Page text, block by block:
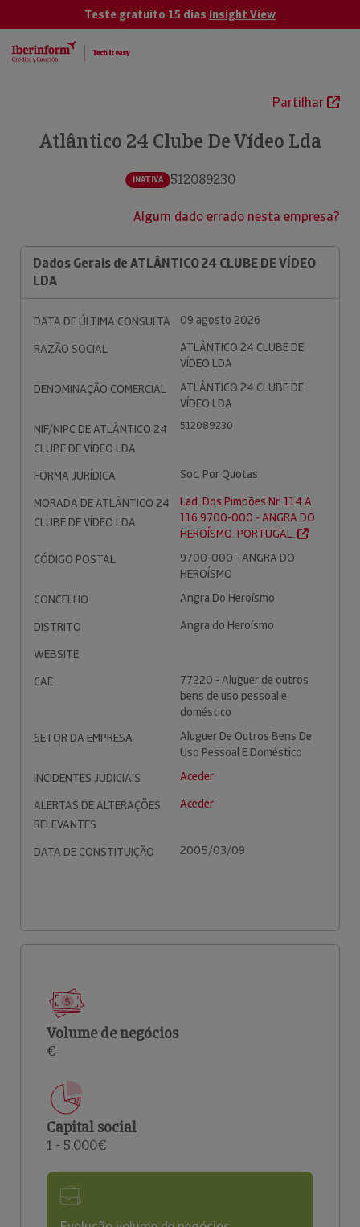
Teste gratuito 15 dias Insight View
Partilhar
Atlântico 24 Clube De Vídeo Lda
INATIVA 512089230
Algum dado errado nesta empresa?
Dados Gerais de ATLÂNTICO 24 CLUBE DE VÍDEO
LDA
DATA DE ÚLTIMA CONSULTA
09 agosto 2026
RAZÃO SOCIAL
ATLÂNTICO 24 CLUBE DE
VÍDEO LDA
DENOMINAÇÃO COMERCIAL
ATLÂNTICO 24 CLUBE DE
VÍDEO LDA
NIF/NIPC DE ATLÂNTICO 24
CLUBE DE VÍDEO LDA
512089230
FORMA JURÍDICA
Soc. Por Quotas
MORADA DE ATLÂNTICO 24
CLUBE DE VÍDEO LDA
Lad. Dos Pimpões Nr. 114 A
116 9700-000 - ANGRA DO
HEROÍSMO. PORTUGAL.
CÓDIGO POSTAL
9700-000 - ANGRA DO
HEROÍSMO
CONCELHO
Angra Do Heroísmo
DISTRITO
Angra do Heroísmo
WEBSITE
CAE
77220 - Aluguer de outros
bens de uso pessoal e
doméstico
SETOR DA EMPRESA
Aluguer De Outros Bens De
Uso Pessoal E Doméstico
INCIDENTES JUDICIAIS
Aceder
ALERTAS DE ALTERAÇÕES
RELEVANTES
Aceder
DATA DE CONSTITUIÇÃO 2005/03/09
Volume de negócios
€
Capital social
1 - 5.000€